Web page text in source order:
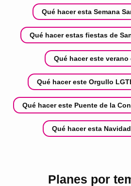
Qué hacer esta Semana
Qué hacer estas fiestas de
Qué hacer este verano
Qué hacer este Orgullo
Qué hacer este Puente de la
Qué hacer esta
Planes por